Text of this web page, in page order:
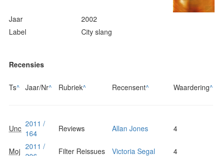
Jaar
2002
Label
City slang
Recensies
Ts^ Jaar/Nr^ Rubriek^ Recensent^ Waardering^
Unc 2011 /
164
Reviews Allan Jones 4
Moj 2011 /
Filter Reissues Victoria Segal
4